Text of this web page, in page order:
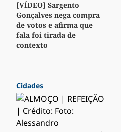
[VÍDEO] Sargento
Gonçalves nega compra
de votos e afirma que
fala foi tirada de
contexto
Cidades